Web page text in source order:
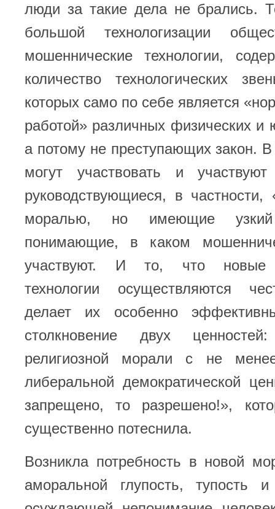
люди за такие дела не брались.
большой технологизации
мошеннические технологии,
количество технологических
которых само по себе является
работой» различных физических и
а потому не преступающих закон. В
могут участвовать и
руководствующиеся, в частности,
моралью, но имеющие
понимающие, в каком
участвуют. И то, что новые
технологии осуществляются
делает их особенно
столкновение двух ценностей:
религиозной морали с не
либеральной демократической
запрещено, то разрешено!»,
существенно потеснила.
Возникла потребность в новой
аморальной глупость, тупость и